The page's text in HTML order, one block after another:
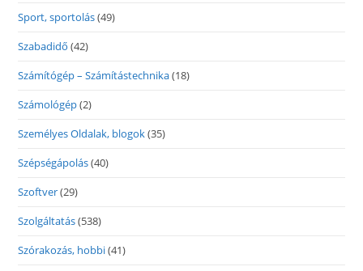
Sport, sportolás(49)
Szabadidő (42)
Számítógép – Számítástechnika(18)
Számológép(2)
Személyes Oldalak, blogok(35)
Szépségápolás(40)
Szoftver(29)
Szolgáltatás(538)
Szórakozás, hobbi(41)